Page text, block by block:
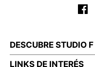
DESCUBRE STUDIO F
LINKS DE INTERÉS